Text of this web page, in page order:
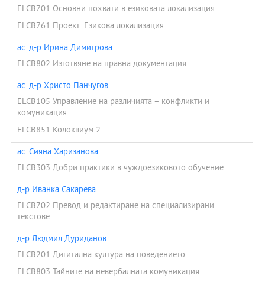
ELCB701 Основни похвати в езиковата локализация
ELCB761 Проект: Езикова локализация
ас. д-р Ирина Димитрова
ELCB802 Изготвяне на правна документация
ас. д-р Христо Панчугов
ELCB105 Управление на различията – конфликти и
комуникация
ELCB851 Колоквиум 2
ас. Сияна Харизанова
ELCB303 Добри практики в чуждоезиковото обучение
д-р Иванка Сакарева
ELCB702 Превод и редактиране на специализирани
текстове
д-р Людмил Дуриданов
ELCB201 Дигитална култура на поведението
ELCB803 Тайните на невербалната комуникация